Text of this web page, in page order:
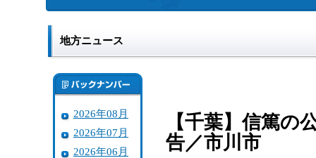
地方ニュース
2026年08月
2026年07月
2026年06月
【千葉】信篤の
告／市川市